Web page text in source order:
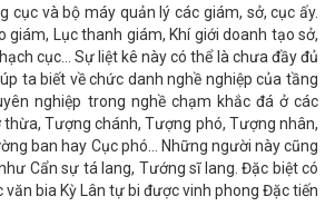
cục và bộ máy quản lý các giám, sở, cục ấy.
giám, Lục thanh giám, Khí giới doanh tạo sở,
cục… Sự liệt kê này có thể là chưa đầy đủ
ta biết về chức danh nghề nghiệp của tầng
nghiệp trong nghề chạm khắc đá ở các
thừa, Tượng chánh, Tượng phó, Tượng nhân,
ban hay Cục phó… Những người này cũng
Cẩn sự tá lang, Tướng sĩ lang. Đặc biệt có
văn bia Kỳ Lân tự bi được vinh phong Đặc tiến